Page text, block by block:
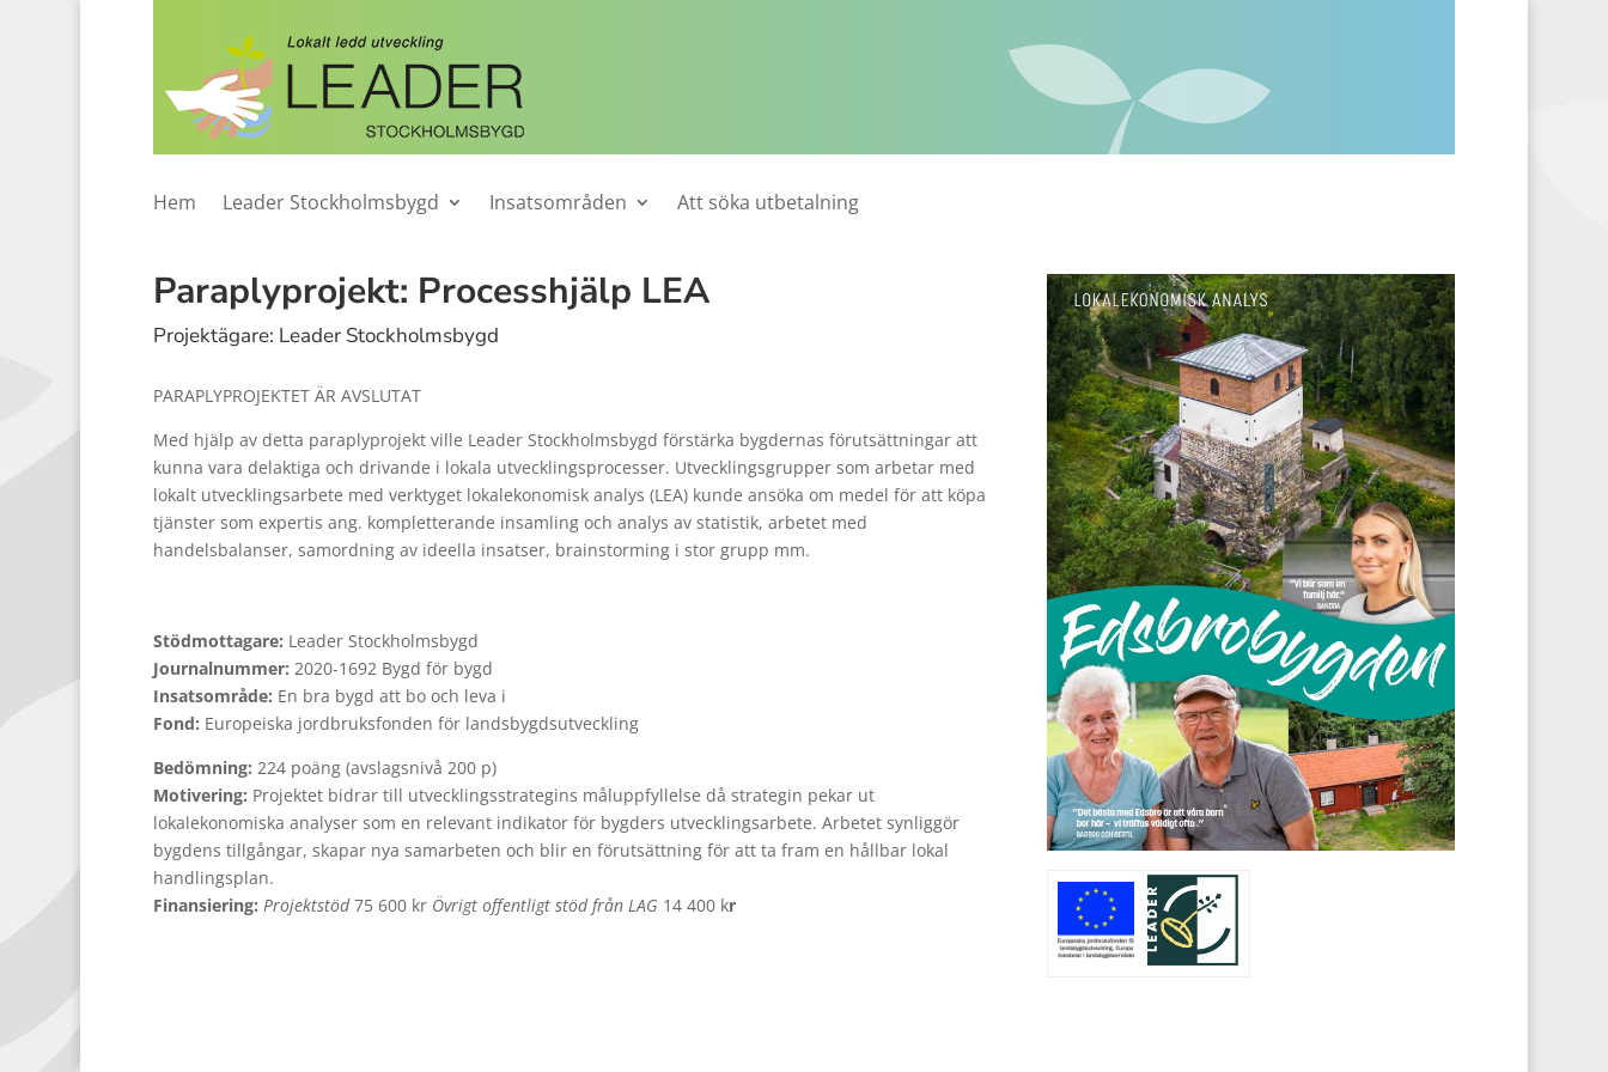
Hem Leader Stockholmsbygd Insatsområden Att söka utbetalning
Paraplyprojekt: Processhjälp LEA
Projektägare: Leader Stockholmsbygd
PARAPLYPROJEKTET ÄR AVSLUTAT
Med hjälp av detta paraplyprojekt ville Leader Stockholmsbygd förstärka bygdernas förutsättningar att
kunna vara delaktiga och drivande i lokala utvecklingsprocesser. Utvecklingsgrupper som arbetar med
lokalt utvecklingsarbete med verktyget lokalekonomisk analys (LEA) kunde ansöka om medel för att köpa
tjänster som expertis ang. kompletterande insamling och analys av statistik, arbetet med
handelsbalanser, samordning av ideella insatser, brainstorming i stor grupp mm.
Stödmottagare: Leader Stockholmsbygd
Journalnummer: 2020-1692 Bygd för bygd
Insatsområde: En bra bygd att bo och leva i
Fond: Europeiska jordbruksfonden för landsbygdsutveckling
Bedömning: 224 poäng (avslagsnivå 200 p)
Motivering: Projektet bidrar till utvecklingsstrategins måluppfyllelse då strategin pekar ut
lokalekonomiska analyser som en relevant indikator för bygders utvecklingsarbete. Arbetet synliggör
bygdens tillgångar, skapar nya samarbeten och blir en förutsättning för att ta fram en hållbar lokal
handlingsplan.
Finansiering: Projektstöd75 600 kr Övrigt offentligt stöd från LAG 14 400 kr